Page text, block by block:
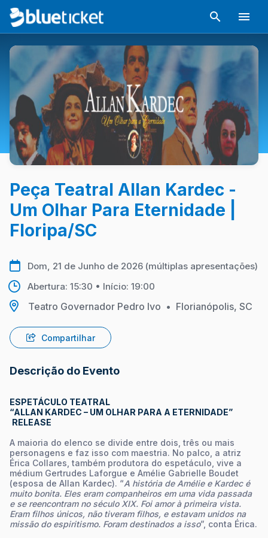
Peça Teatral Allan Kardec -
Um Olhar Para Eternidade |
Floripa/SC
Dom, 21 de Junho de 2026 (múltiplas apresentações)
Abertura: 15:30 • Início: 19:00
Teatro Governador Pedro Ivo • Florianópolis, SC
Compartilhar
Descrição do Evento
ESPETÁCULO TEATRAL
“ALLAN KARDEC – UM OLHAR PARA A ETERNIDADE”
RELEASE
A maioria do elenco se divide entre dois, três ou mais
personagens e faz isso com maestria. No palco, a atriz
Érica Collares, também produtora do espetáculo, vive a
médium Gertrudes Laforgue e Amélie Gabrielle Boudet
(esposa de Allan Kardec). “A história de Amélie e Kardec é
muito bonita. Eles eram companheiros em uma vida passada
e se reencontram no século XIX. Foi amor à primeira vista.
Eram filhos únicos, não tiveram filhos, e estavam unidos na
missão do espiritismo. Foram destinados a isso”, conta Érica.